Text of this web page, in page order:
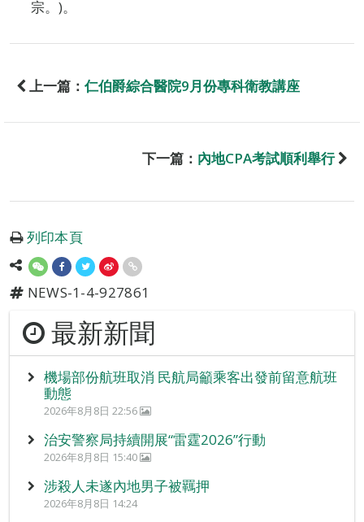
宗。)。
上一篇：仁伯爵綜合醫院9月份專科衛教講座
下一篇： 內地CPA考試順利舉行
列印本頁
NEWS-1-4-927861
最新新聞
機場部份航班取消 民航局籲乘客出發前留意航班
動態
2026年8月8日 22:56
治安警察局持續開展“雷霆2026”行動
2026年8月8日 15:40
涉殺人未遂內地男子被羈押
2026年8月8日 14:24